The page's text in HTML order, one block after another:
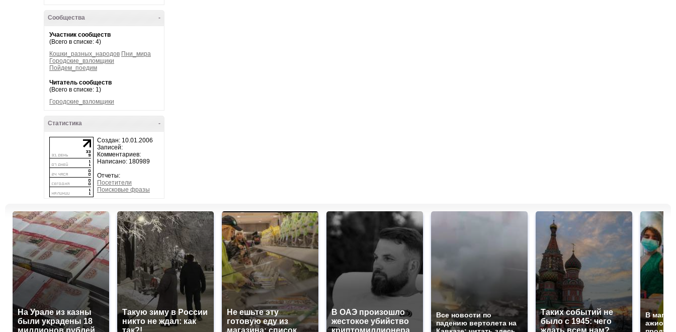
-
Сообщества
Участник сообществ
(Всего в списке: 4)
Кошки_разных_народов Пни_мира
Городские_взломщики
Пойдем_поедим
Читатель сообществ
(Всего в списке: 1)
Городские_взломщики
-
Статистика
Создан: 10.01.2006
Записей:
Комментариев:
Написано: 180989
Отчеты:
Посетители
Поисковые фразы
На Урале из казны
были украдены 18
миллионов рублей
Такую зиму в России
никто не ждал: как
так?!
Не ешьте эту
готовую еду из
магазина: список
В ОАЭ произошло
жестокое убийство
криптомиллионера
Все новости по
падению вертолета на
Таких событий не
было с 1945: чего
ждать всем нам?
В
ажиотаж